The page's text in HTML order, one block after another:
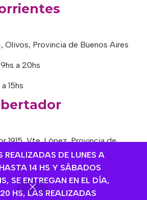
REALIZADAS DE LUNES A
14 HS Y SÁBADOS
SE ENTREGAN EN EL DÍA,
HS, LAS REALIZADAS
Olivos, Provincia de Buenos Aires
a 20hs
15hs
1915, Vte. López, Provincia de
9hs a 13hs / 16hs a 20hs
15hs